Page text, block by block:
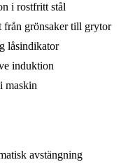
i rostfritt stål
från grönsaker till grytor
låsindikator
induktion
maskin
avstängning